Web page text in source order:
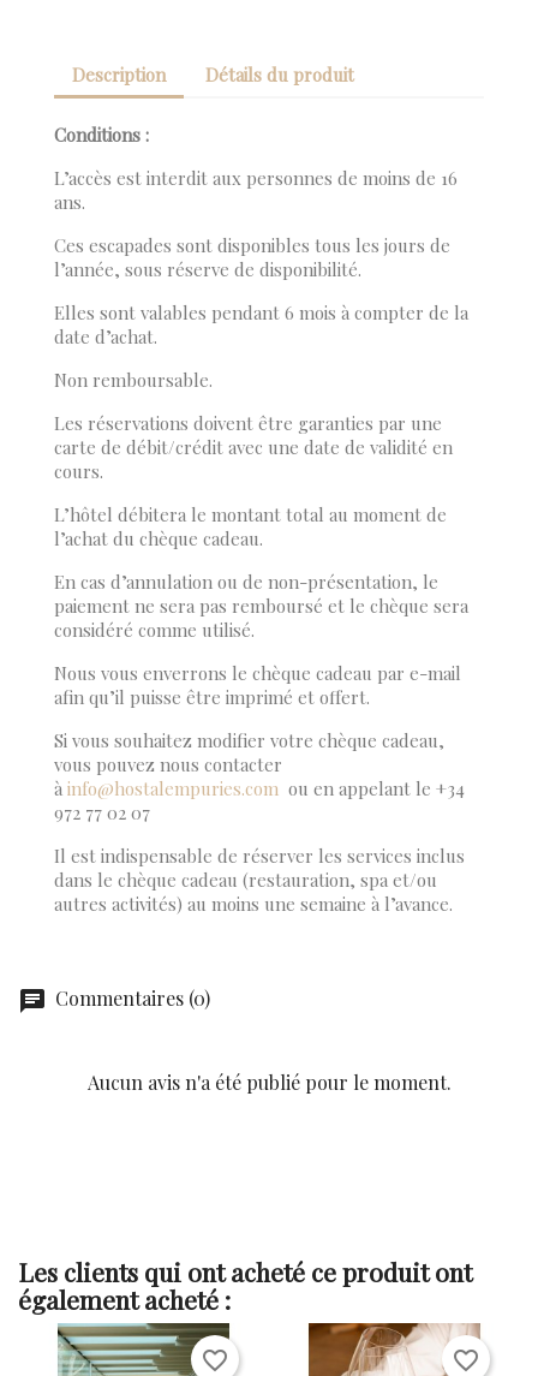
Ajouter à ma liste d'envies
add_circle_outline Create new list
Créer une liste d'envies
Connexion
votre liste d'envies.
Description Détails du produit
Conditions :
L’accès est interdit aux personnes de moins de 16
ans.
Ces escapades sont disponibles tous les jours de
l’année, sous réserve de disponibilité.
Elles sont valables pendant 6 mois à compter de la
date d’achat.
Non remboursable.
Les réservations doivent être garanties par une
carte de débit/crédit avec une date de validité en
cours.
L’hôtel débitera le montant total au moment de
l’achat du chèque cadeau.
En cas d’annulation ou de non-présentation, le
paiement ne sera pas remboursé et le chèque sera
considéré comme utilisé.
Nous vous enverrons le chèque cadeau par e-mail
afin qu’il puisse être imprimé et offert.
Si vous souhaitez modifier votre chèque cadeau,
vous pouvez nous contacter
à info@hostalempuries.com ou en appelant le +34
972 77 02 07
Il est indispensable de réserver les services inclus
dans le chèque cadeau (restauration, spa et/ou
autres activités) au moins une semaine à l’avance.
chat Commentaires (0)
Aucun avis n'a été publié pour le moment.
Les clients qui ont acheté ce produit ont
également acheté :
favorite_border favorite_border